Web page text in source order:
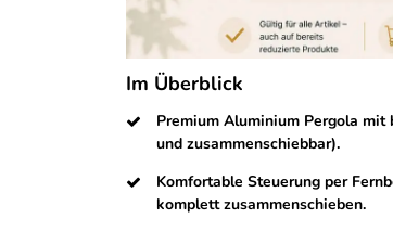
Im Überblick
Premium Aluminium Pergola
und zusammenschiebbar).
Komfortable Steuerung per
komplett zusammenschieben.